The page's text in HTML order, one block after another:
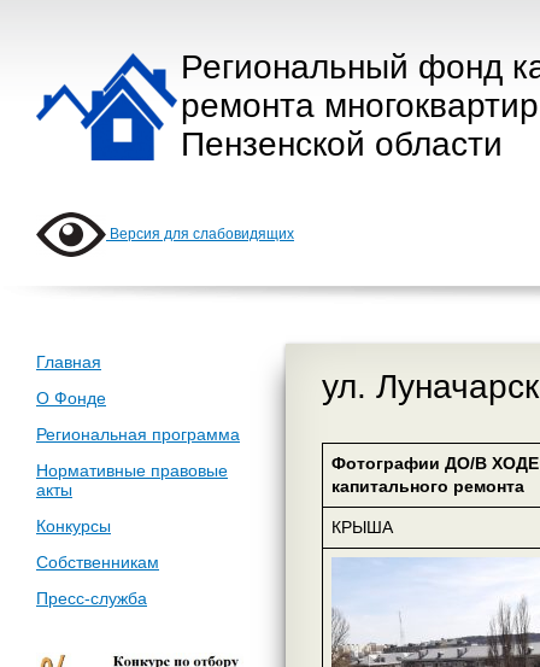
Региональный фонд
ремонта
Пензенской области
Версия для слабовидящих
Главная
О Фонде
Региональная программа
Нормативные правовые
акты
Конкурсы
Собственникам
Пресс-служба
ул.
Фотографии ДО/В ХОДЕ
капитального ремонта
КРЫША